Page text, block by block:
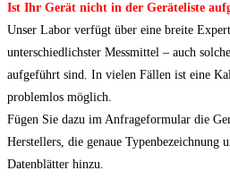
Ist Ihr Gerät nicht in der Geräteliste
Unser Labor verfügt über eine breite
unterschiedlichster Messmittel – auch
aufgeführt sind. In vielen Fällen ist eine
problemlos möglich.
Fügen Sie dazu im Anfrageformular die
Herstellers, die genaue Typenbezeichnung
Datenblätter hinzu.